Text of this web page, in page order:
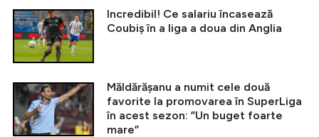
Incredibil! Ce salariu încasează
Coubiș în a liga a doua din Anglia
Măldărășanu a numit cele două
favorite la promovarea în SuperLiga
în acest sezon: ”Un buget foarte
mare”